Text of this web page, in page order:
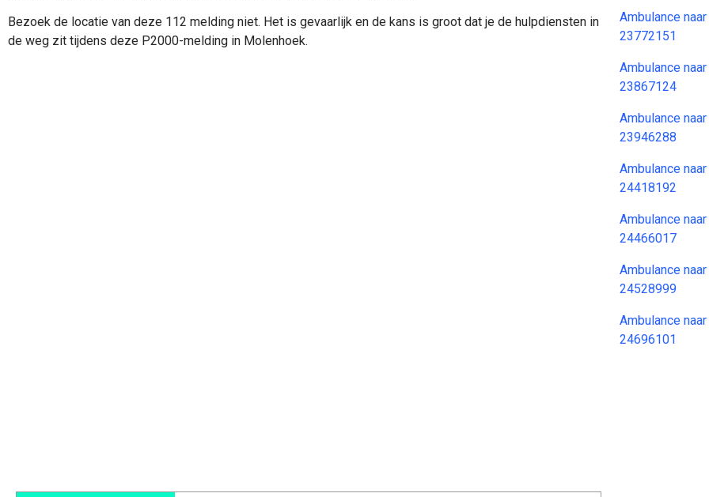
Bezoek de locatie van deze 112 melding niet. Het is gevaarlijk en de kans is groot dat je de hulpdiensten in
de weg zit tijdens deze P2000-melding in Molenhoek.
Ambulance
23772151
Ambulance
23867124
Ambulance
23946288
Ambulance
24418192
Ambulance
24466017
Ambulance
24528999
Ambulance
24696101